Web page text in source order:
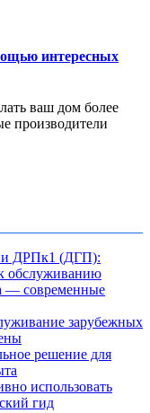
интересных
ваш дом более
производители
ДРПк1 (ДГП):
обслуживанию
— современные
зарубежных
решение для
использовать
гид